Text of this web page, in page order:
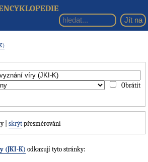
Obrátit
|skrýt přesměrování
(JKI-K) odkazují tyto stránky: